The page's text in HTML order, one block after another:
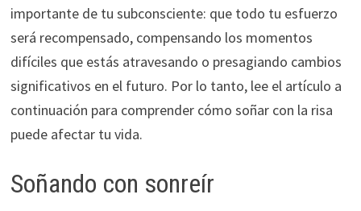
importante de tu subconsciente: que todo tu esfuerzo
será recompensado, compensando los momentos
difíciles que estás atravesando o presagiando cambios
significativos en el futuro. Por lo tanto, lee el artículo a
continuación para comprender cómo soñar con la risa
puede afectar tu vida.
Soñando con sonreír